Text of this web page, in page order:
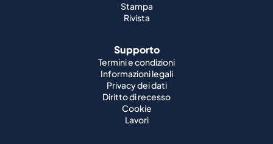
Stampa
Rivista
Supporto
Termini e condizioni
Informazioni legali
Privacy dei dati
Diritto di recesso
Cookie
Lavori